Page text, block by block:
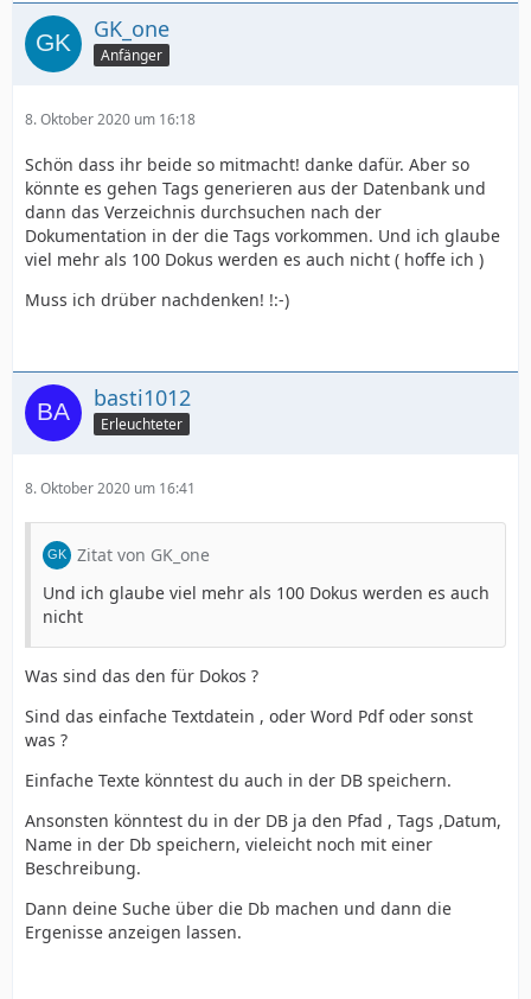
GK_one
Anfänger
8. Oktober 2020 um 16:18
Schön dass ihr beide so mitmacht! danke dafür. Aber so
könnte es gehen Tags generieren aus der Datenbank und
dann das Verzeichnis durchsuchen nach der
Dokumentation in der die Tags vorkommen. Und ich glaube
viel mehr als 100 Dokus werden es auch nicht ( hoffe ich )
Muss ich drüber nachdenken! !:-)
basti1012
Erleuchteter
8. Oktober 2020 um 16:41
Zitat von GK_one
Und ich glaube viel mehr als 100 Dokus werden es auch
nicht
Was sind das den für Dokos ?
Sind das einfache Textdatein , oder Word Pdf oder sonst
was ?
Einfache Texte könntest du auch in der DB speichern.
Ansonsten könntest du in der DB ja den Pfad , Tags ,Datum,
Name in der Db speichern, vieleicht noch mit einer
Beschreibung.
Dann deine Suche über die Db machen und dann die
Ergenisse anzeigen lassen.